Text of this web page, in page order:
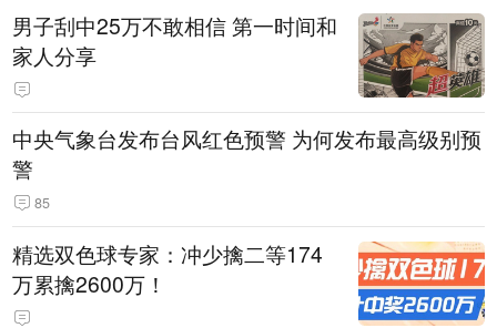
男子刮中25万不敢相信 第一时间和
家人分享
中央气象台发布台风红色预警 为何发布最高级别预
警
85
精选双色球专家：冲少擒二等174
万累擒2600万！